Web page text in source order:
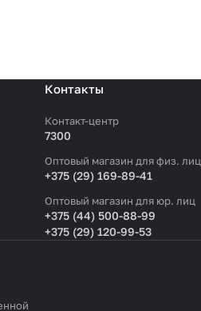
Контакты
Контакт-центр
7300
Оптовый магазин для физ. лиц
+375 (29) 169-89-41
Оптовый магазин для юр. лиц
+375 (44) 500-88-99
+375 (29) 120-99-53